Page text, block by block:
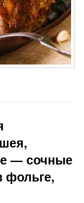
— сочные
фольге,